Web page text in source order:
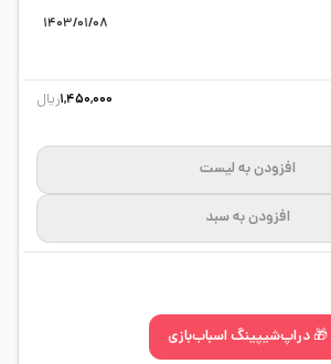
1403/01/08
1,450,000ریال
افزودن به لیست
افزودن به سبد
🎁 دراپ‌شیپینگ اسباب‌بازی